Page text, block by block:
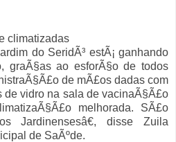
climatizadas
do SeridÃ³ estÃ¡ ganhando
graÃ§as ao esforÃ§o de todos
de mÃ£os dadas com
de vidro na sala de vacinaÃ§Ã£o
melhorada. SÃ£o
Jardinensesâ€, disse Zuila
de SaÃºde.